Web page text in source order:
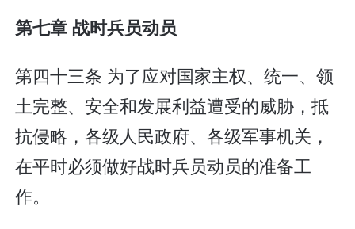
第七章 战时兵员动员
第四十三条 为了应对国家主权、统一、领
土完整、安全和发展利益遭受的威胁，抵
抗侵略，各级人民政府、各级军事机关，
在平时必须做好战时兵员动员的准备工
作。